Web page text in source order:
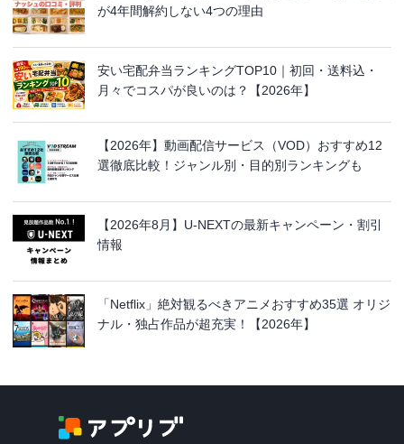
が4年間解約しない4つの理由
安い宅配弁当ランキングTOP10｜初回・送料込・
月々でコスパが良いのは？【2026年】
【2026年】動画配信サービス（VOD）おすすめ12
選徹底比較！ジャンル別・目的別ランキングも
【2026年8月】U-NEXTの最新キャンペーン・割引
情報
「Netflix」絶対観るべきアニメおすすめ35選 オリジ
ナル・独占作品が超充実！【2026年】